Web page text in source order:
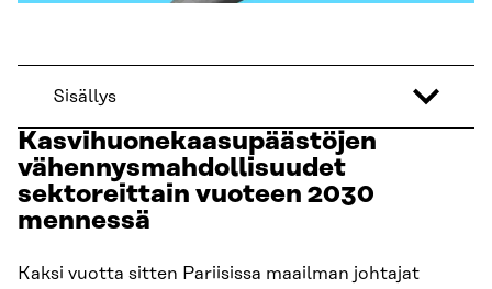
Sisällys
Kasvihuonekaasupäästöjen
vähennysmahdollisuudet
sektoreittain vuoteen 2030
mennessä
Kaksi vuotta sitten Pariisissa maailman johtajat